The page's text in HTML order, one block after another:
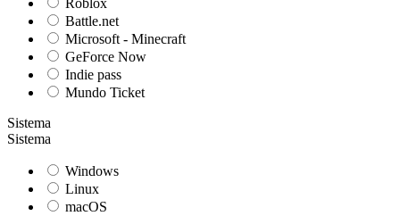
Roblox
Battle.net
Microsoft - Minecraft
GeForce Now
Indie pass
Mundo Ticket
Sistema
Sistema
Windows
Linux
macOS